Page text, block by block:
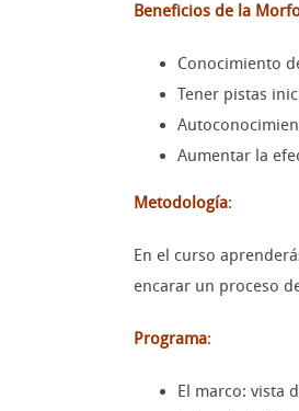
Beneficios de la
Conocimiento
Tener pistas
Aumentar la
Metodología:
En el curso
encarar un proceso
Programa:
El marco: vista